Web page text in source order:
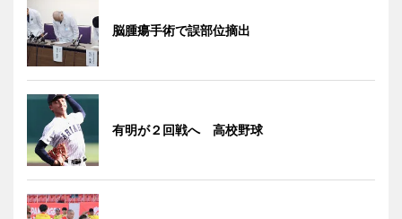
脳腫瘍手術で誤部位摘出
有明が２回戦へ 高校野球